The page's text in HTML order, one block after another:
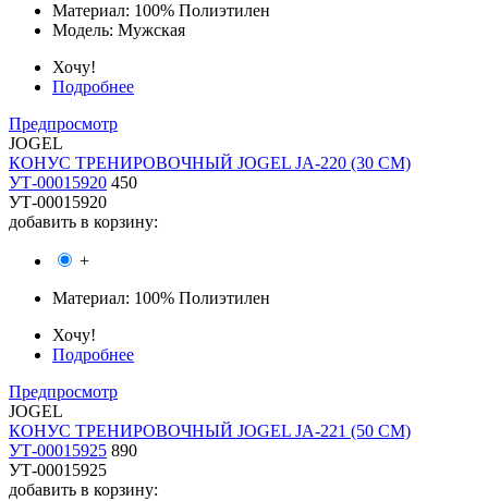
Материал: 100% Полиэтилен
Модель: Мужская
Хочу!
Подробнее
Предпросмотр
JOGEL
КОНУС ТРЕНИРОВОЧНЫЙ JOGEL JA-220 (30 CM)
УТ-00015920 450
УТ-00015920
добавить в корзину:
+
Материал: 100% Полиэтилен
Хочу!
Подробнее
Предпросмотр
JOGEL
КОНУС ТРЕНИРОВОЧНЫЙ JOGEL JA-221 (50 CM)
УТ-00015925 890
УТ-00015925
добавить в корзину: